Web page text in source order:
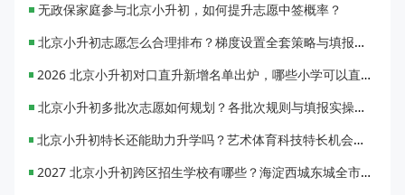
无政保家庭参与北京小升初，如何提升志愿中签概率？
北京小升初志愿怎么合理排布？梯度设置全套策略与填报避坑指南
2026 北京小升初对口直升新增名单出炉，哪些小学可以直升优质初中？
北京小升初多批次志愿如何规划？各批次规则与填报实操指南
北京小升初特长还能助力升学吗？艺术体育科技特长机会与误区全面解析
2027 北京小升初跨区招生学校有哪些？海淀西城东城全市招生校完整汇总